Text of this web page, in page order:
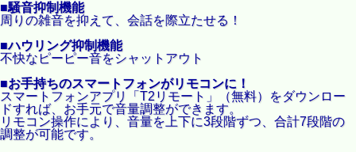
■騒音抑制機能
周りの雑音を抑えて、会話を際立たせる！
■ハウリング抑制機能
不快なピーピー音をシャットアウト
■お手持ちのスマートフォンがリモコンに！
スマートフォンアプリ「T2リモート」（無料）をダウンロー
ドすれば、お手元で音量調整ができます。
リモコン操作により、音量を上下に3段階ずつ、合計7段階の
調整が可能です。